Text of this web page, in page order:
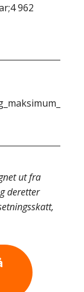
962
ut fra
deretter